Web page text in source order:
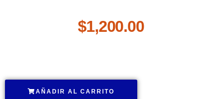
$1,200.00
AÑADIR AL CARRITO